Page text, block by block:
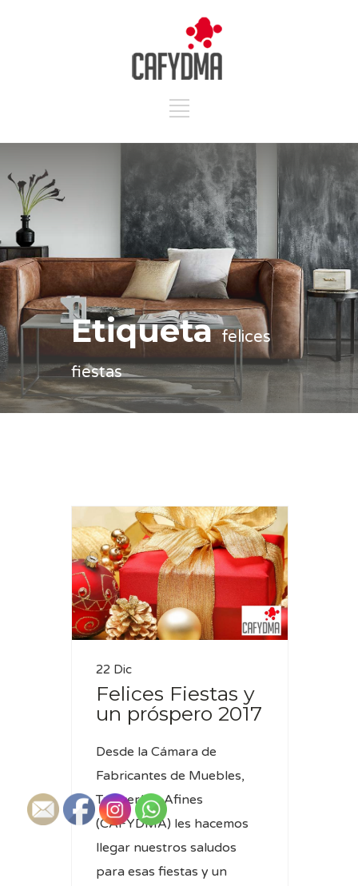
Etiquetafelices
fiestas
22 Dic
Felices Fiestas y
un próspero 2017
Desde la Cámara de
Fabricantes de Muebles,
Tapicería y Afines
(CAFYDMA) les hacemos
llegar nuestros saludos
para esas fiestas y un